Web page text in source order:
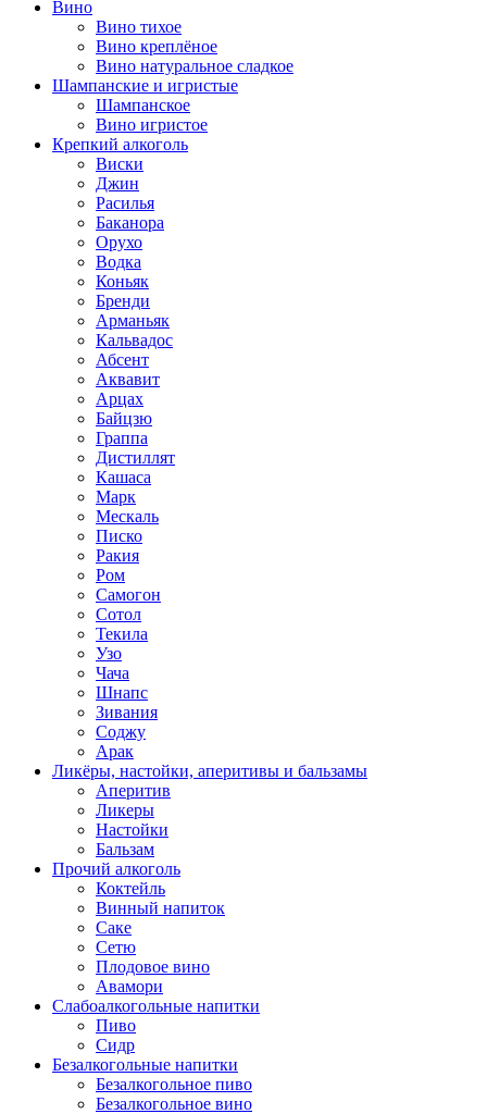
Вино
Вино тихое
Вино креплёное
Вино натуральное сладкое
Шампанские и игристые
Шампанское
Вино игристое
Крепкий алкоголь
Виски
Джин
Расилья
Баканора
Орухо
Водка
Коньяк
Бренди
Арманьяк
Кальвадос
Абсент
Аквавит
Арцах
Байцзю
Граппа
Дистиллят
Кашаса
Марк
Мескаль
Писко
Ракия
Ром
Самогон
Сотол
Текила
Узо
Чача
Шнапс
Зивания
Соджу
Арак
Ликёры, настойки, аперитивы и бальзамы
Аперитив
Ликеры
Настойки
Бальзам
Прочий алкоголь
Коктейль
Винный напиток
Саке
Сетю
Плодовое вино
Авамори
Слабоалкогольные напитки
Пиво
Сидр
Безалкогольные напитки
Безалкогольное пиво
Безалкогольное вино